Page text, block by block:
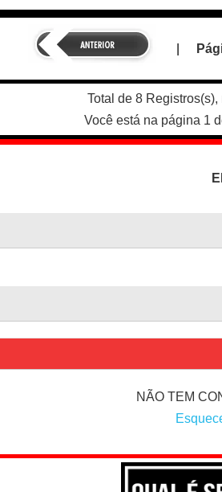
Total de 8
Você está na página 1
NÃO TEM